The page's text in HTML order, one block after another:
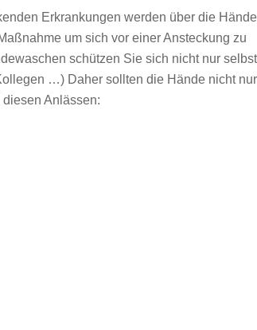
Erkrankungen werden über die Hände
um sich vor einer Ansteckung zu
schützen Sie sich nicht nur selbst
…) Daher sollten die Hände nicht nur
Anlässen: